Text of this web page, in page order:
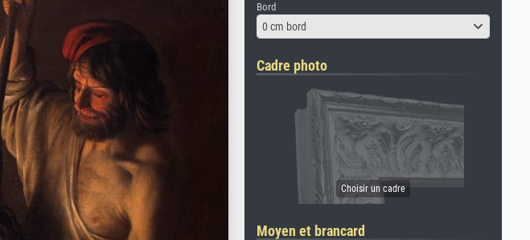
Bord
0 cm bord
Cadre photo
Moyen et brancard